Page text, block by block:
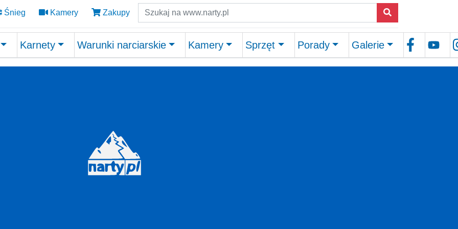
Śnieg Kamery Zakupy Szukaj
Karnety Warunki narciarskie Kamery Sprzęt Porady Galerie